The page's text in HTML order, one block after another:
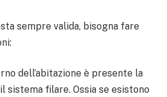
sempre valida, bisogna fare
dell’abitazione è presente la
sistema filare. Ossia se esistono